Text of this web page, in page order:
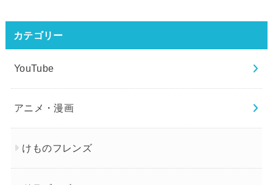
カテゴリー
YouTube
アニメ・漫画
けものフレンズ